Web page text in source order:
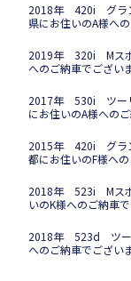
2018年 420i グラ
県にお住いのA様へ
2019年 320i Mス
へのご納車でございま
2017年 530i ツー
にお住いのA様への
2015年 420i グラ
都にお住いのF様への
2018年 523i Mス
いのK様へのご納車で
2018年 523d ツー
へのご納車でございま